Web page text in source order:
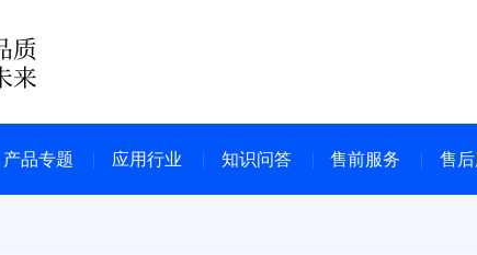
产品专题 应用行业 知识问答 售前服务 售